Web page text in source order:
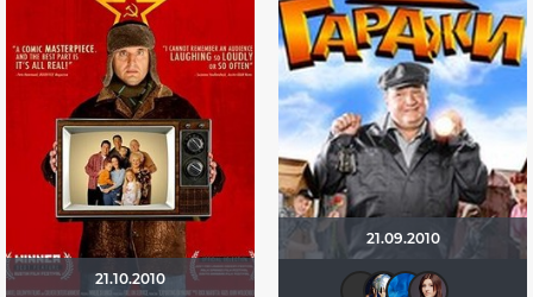
21.10.2010
21.09.2010